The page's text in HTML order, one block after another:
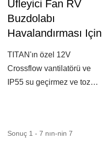
Üfleyici Fan RV
Buzdolabı
Havalandırması Için
TITAN'ın özel 12V
Crossflow vantilatörü ve
IP55 su geçirmez ve toz
Sonuç 1 - 7 nın-nin 7